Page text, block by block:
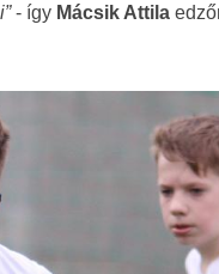
”- így Mácsik Attila